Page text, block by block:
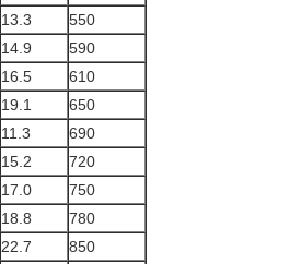
13.3
550
14.9
590
16.5
610
19.1
650
11.3
690
15.2
720
17.0
750
18.8
780
22.7
850